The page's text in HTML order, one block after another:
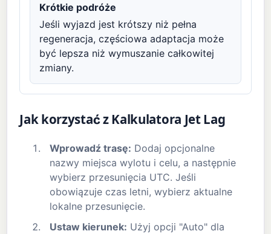
Krótkie podróże
Jeśli wyjazd jest krótszy niż pełna
regeneracja, częściowa adaptacja może
być lepsza niż wymuszanie całkowitej
zmiany.
Jak korzystać z Kalkulatora Jet Lag
Wprowadź trasę: Dodaj opcjonalne
nazwy miejsca wylotu i celu, a następnie
wybierz przesunięcia UTC. Jeśli
obowiązuje czas letni, wybierz aktualne
lokalne przesunięcie.
Ustaw kierunek: Użyj opcji "Auto" dla